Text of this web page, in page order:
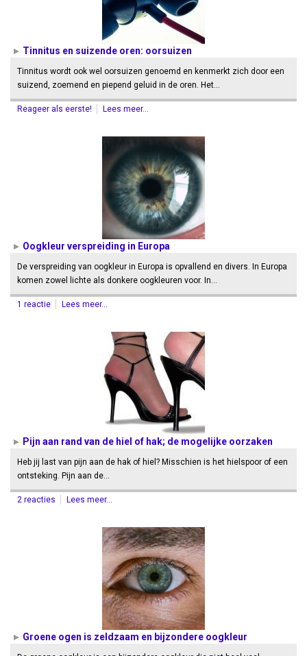
Tinnitus en suizende oren: oorsuizen
Tinnitus wordt ook wel oorsuizen genoemd en kenmerkt zich door een
suizend, zoemend en piepend geluid in de oren. Het…
Reageer als eerste! Lees meer...
Oogkleur verspreiding in Europa
De verspreiding van oogkleur in Europa is opvallend en divers. In Europa
komen zowel lichte als donkere oogkleuren voor. In…
1 reactie Lees meer...
Pijn aan rand van de hiel of hak; de mogelijke oorzaken
Heb jij last van pijn aan de hak of hiel? Misschien is het hielspoor of een
ontsteking. Pijn aan de…
2 reacties Lees meer...
Groene ogen is zeldzaam en bijzondere oogkleur